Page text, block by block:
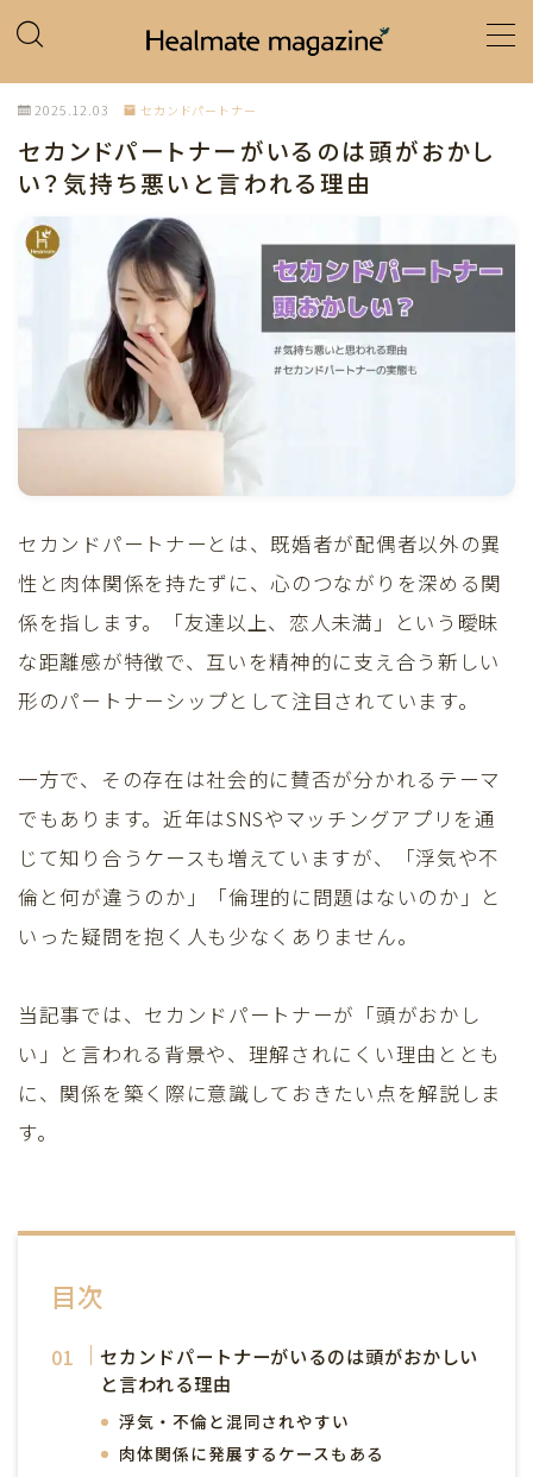
MENU
ホーム
カテゴリー
2025.12.03 セカンドパートナー
セカンドパートナーがいるのは頭がおかし
い？気持ち悪いと言われる理由
セカンドパートナーとは、既婚者が配偶者以外の異
性と肉体関係を持たずに、心のつながりを深める関
係を指します。「友達以上、恋人未満」という曖昧
な距離感が特徴で、互いを精神的に支え合う新しい
形のパートナーシップとして注目されています。
一方で、その存在は社会的に賛否が分かれるテーマ
でもあります。近年はSNSやマッチングアプリを通
じて知り合うケースも増えていますが、「浮気や不
倫と何が違うのか」「倫理的に問題はないのか」と
いった疑問を抱く人も少なくありません。
当記事では、セカンドパートナーが「頭がおかし
い」と言われる背景や、理解されにくい理由ととも
に、関係を築く際に意識しておきたい点を解説しま
す。
目次
セカンドパートナーがいるのは頭がおかしい
と言われる理由
浮気・不倫と混同されやすい
肉体関係に発展するケースもある